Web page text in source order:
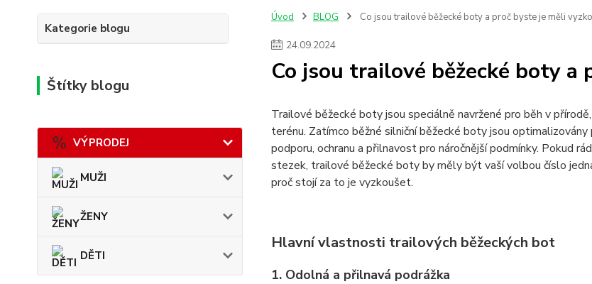
Kategorie blogu
Štítky blogu
VÝPRODEJ
MUŽI
ŽENY
DĚTI
Úvod BLOG Co jsou trailové běžecké boty a proč byste je měli
24.09.2024
Co jsou trailové běžecké boty
Trailové běžecké boty jsou speciálně navržené pro běh v
terénu. Zatímco běžné silniční běžecké boty jsou
podporu, ochranu a přilnavost pro náročnější podmínky. Pokud
stezek, trailové běžecké boty by měly být vaší volbou číslo
proč stojí za to je vyzkoušet.
Hlavní vlastnosti trailových běžeckých bot
1. Odolná a přilnavá podrážka